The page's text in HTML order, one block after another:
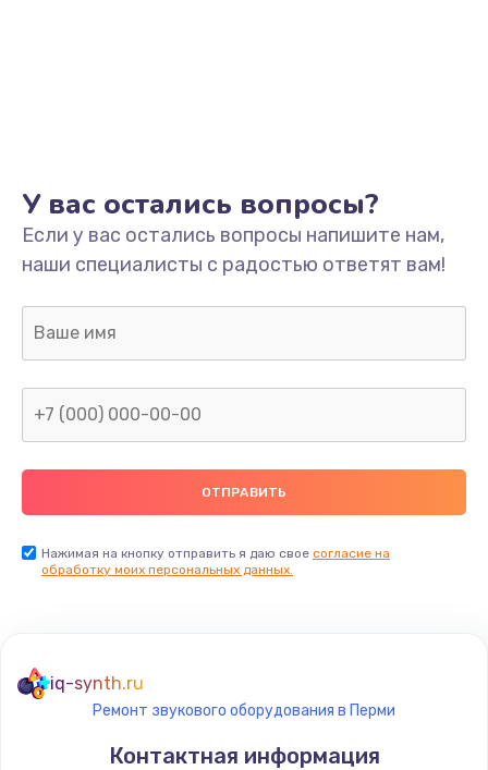
У вас остались вопросы?
Если у вас остались вопросы напишите нам,
наши специалисты с радостью ответят вам!
Нажимая на кнопку отправить я даю свое согласие на
обработку моих персональных данных.
iq-synth.ru
Ремонт звукового оборудования в Перми
Контактная информация